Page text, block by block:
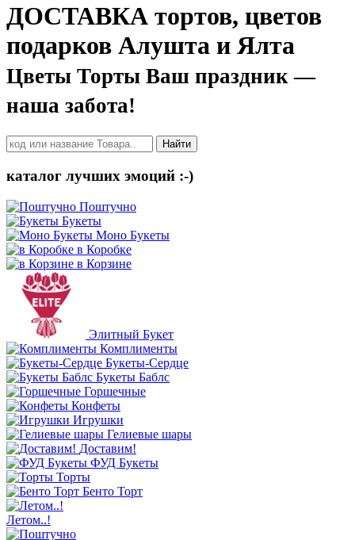
ДОСТАВКА тортов, цветов
подарков Алушта и Ялта
Цветы Торты Ваш праздник —
наша забота!
Найти
каталог лучших эмоций :-)
Поштучно
Букеты
Моно Букеты
в Коробке
в Корзине
Элитный Букет
Комплименты
Букеты-Сердце
Букеты Баблс
Горшечные
Конфеты
Игрушки
Гелиевые шары
Доставим!
ФУД Букеты
Торты
Бенто Торт
Летом..!